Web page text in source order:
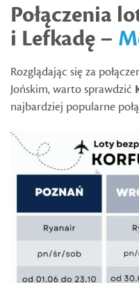
Połączenia
i Lefkadę –
Rozglądając się za
Jońskim, warto sprawdzić
najbardziej popularne